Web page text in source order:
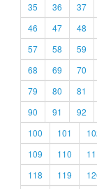
35
36 37
46
47 48
57
58 59
68
69 70
79
80 81
90
91 92
100
101
109
110
118
119